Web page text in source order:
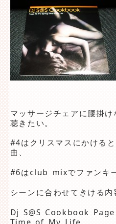
マッサージチェアに腰掛
聴きたい。
#4はクリスマスにかける
曲、
#6はclub mixでファンキ
シーンに合わせてきける内
Dj S@S Cookbook